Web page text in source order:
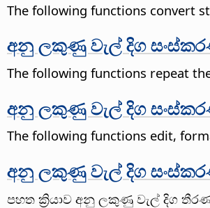
The following functions convert
අනු ලකුණු වැල් දිග
The following functions repeat
අනු ලකුණු වැල් දිග
The following functions edit,
අනු ලකුණු වැල් දිග
පහත ක්‍රියාව අනු ලකුණු වැල් දිග